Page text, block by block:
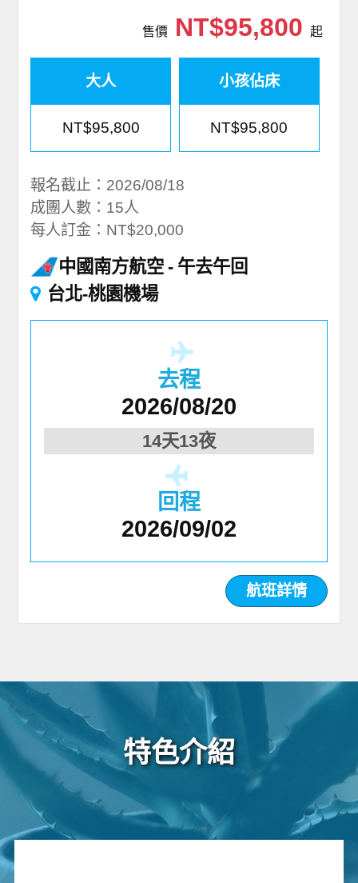
售價NT$95,800 起
大人
NT$95,800
小孩佔床
NT$95,800
報名截止：2026/08/18
成團人數：15人
每人訂金：NT$20,000
中國南方航空
午去午回
台北-桃園機場
去程
2026/08/20
14天13夜
回程
2026/09/02
航班詳情
特色介紹